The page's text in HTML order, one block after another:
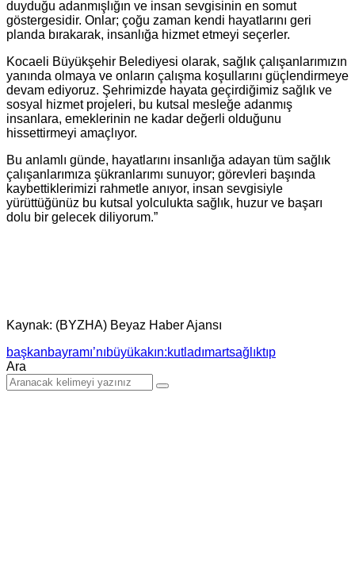
duyduğu adanmışlığın ve insan sevgisinin en somut
göstergesidir. Onlar; çoğu zaman kendi hayatlarını geri
planda bırakarak, insanlığa hizmet etmeyi seçerler.
Kocaeli Büyükşehir Belediyesi olarak, sağlık çalışanlarımızın
yanında olmaya ve onların çalışma koşullarını güçlendirmeye
devam ediyoruz. Şehrimizde hayata geçirdiğimiz sağlık ve
sosyal hizmet projeleri, bu kutsal mesleğe adanmış
insanlara, emeklerinin ne kadar değerli olduğunu
hissettirmeyi amaçlıyor.
Bu anlamlı günde, hayatlarını insanlığa adayan tüm sağlık
çalışanlarımıza şükranlarımı sunuyor; görevleri başında
kaybettiklerimizi rahmetle anıyor, insan sevgisiyle
yürüttüğünüz bu kutsal yolculukta sağlık, huzur ve başarı
dolu bir gelecek diliyorum.”
Kaynak: (BYZHA) Beyaz Haber Ajansı
başkanbayramı’nıbüyükakın:kutladımartsağlıktıp
Ara